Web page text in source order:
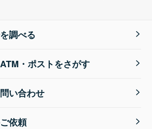
調べる
・ポストをさがす
い合わせ
依頼